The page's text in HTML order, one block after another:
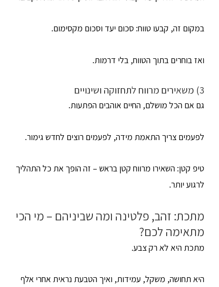
במקום זה, קבעו טווח: סכום יעד וסכום מקסימום.
ואז בוחרים בתוך הטווח, בלי דרמות.
3) משאירים מרווח לתחזוקה ושינויים
גם אם הכל מושלם, החיים אוהבים הפתעות.
לפעמים צריך התאמת מידה, לפעמים רוצים לחדש גימור.
טיפ קטן: השאירו מרווח קטן בראש – זה הופך את כל התהליך
לרגוע יותר.
מתכת: זהב, פלטינה ומה שביניהם – מי הכי
מתאימה לכם?
מתכת היא לא רק צבע.
היא תחושה, משקל, עמידות, ואיך הטבעת נראית אחרי אלף